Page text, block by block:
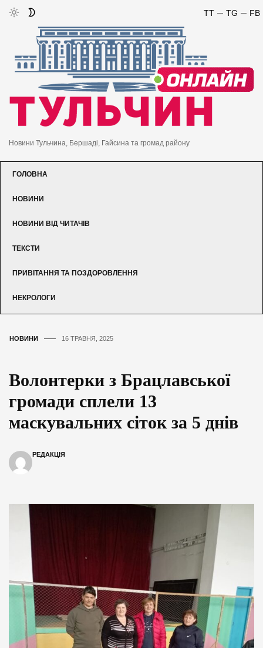
FB
TG
TT
Новини Тульчина, Бершаді, Гайсина та громад району
ГОЛОВНА
НОВИНИ
НОВИНИ ВІД ЧИТАЧІВ
ТЕКСТИ
ПРИВІТАННЯ ТА ПОЗДОРОВЛЕННЯ
НЕКРОЛОГИ
НОВИНИ 16 ТРАВНЯ, 2025
Волонтерки з Брацлавської
громади сплели 13
маскувальних сіток за 5 днів
РЕДАКЦІЯ